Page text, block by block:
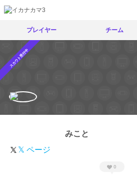
プレイヤー チーム
スカウト受付中
みこと
𝕏 ページ
0